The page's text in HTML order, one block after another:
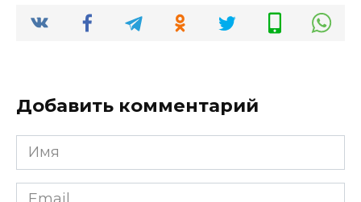
Добавить комментарий
Имя
*
Email